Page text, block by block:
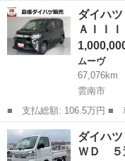
ー名： ダイハツ ■ 車種
ボ クロムベンチャー ■
島根 雲南市 ダイハ
ダイハ
ＡＩＩＩ
ムーヴ
67,076km
雲南市
■ 支払総額: 106.5万円 ■ 車両本体価格： 1,000,000 円 ■ メーカ
ー名： ダイハツ ■ 車種
ム Ｘリミテッド ＳＡＩ
数： ...
島根 雲南市 ムーヴ
ダイハ
ＷＤ ５